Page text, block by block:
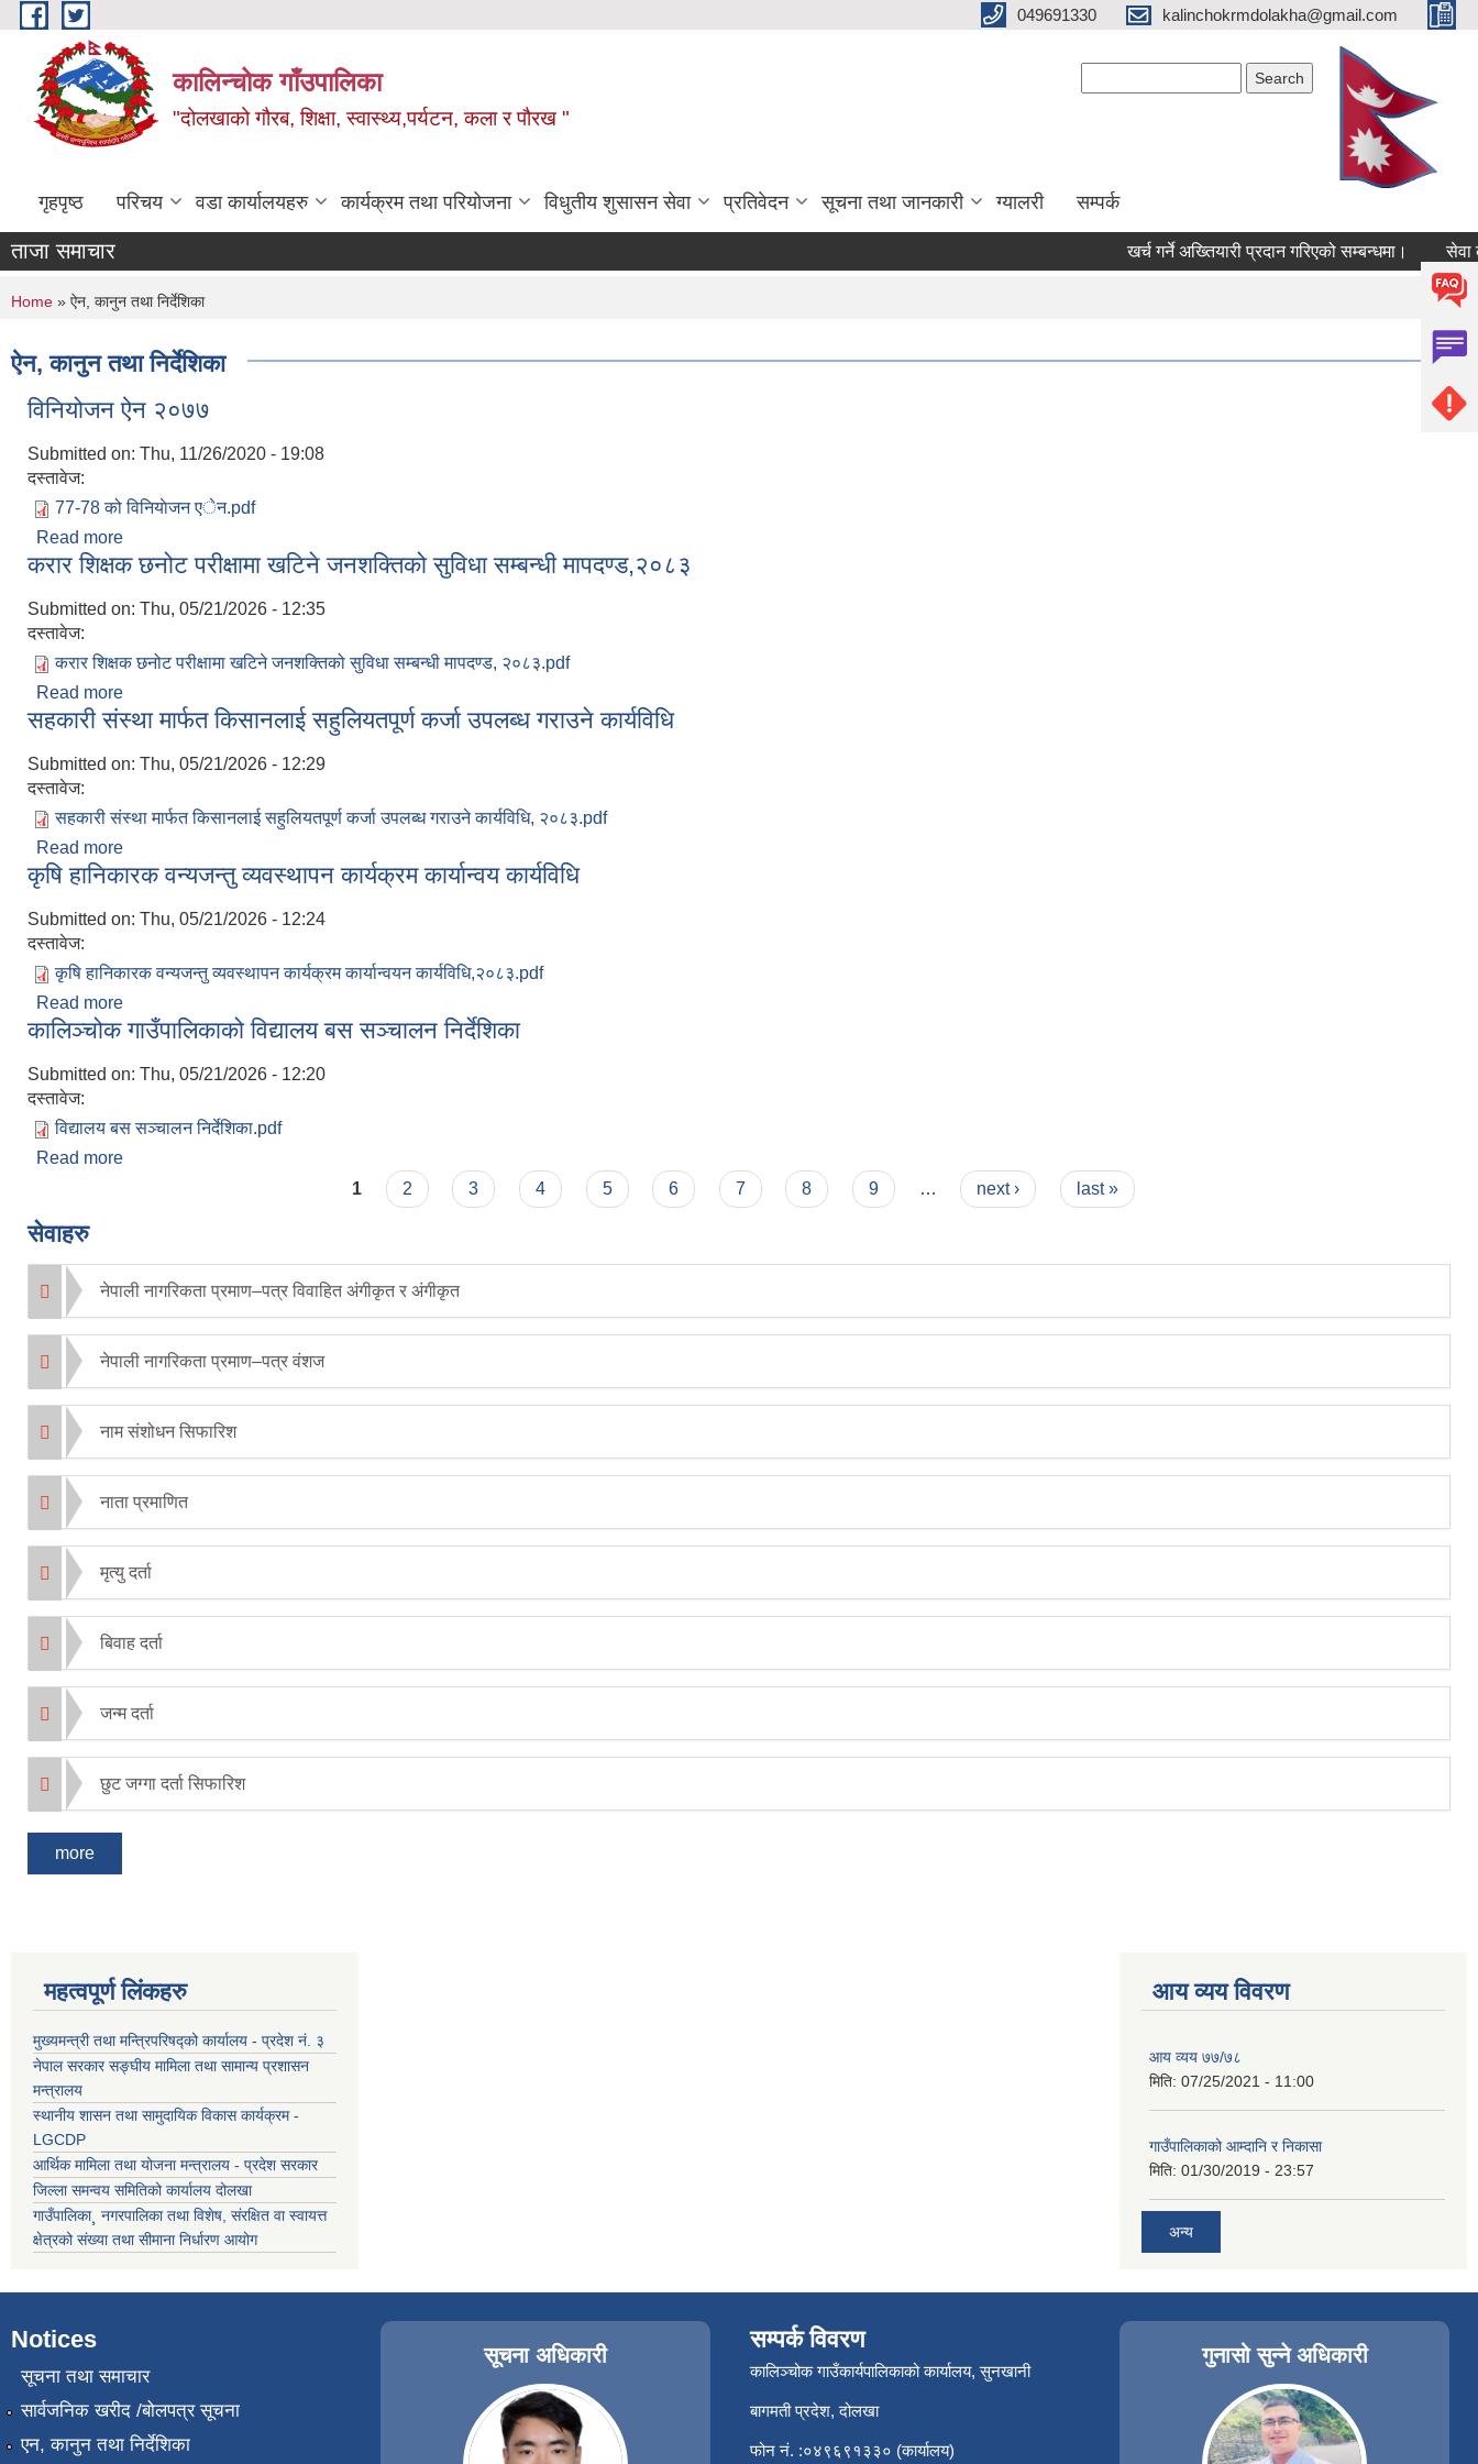
Skip to main content 049691330 kalinchokrmdolakha@gmail.com
कालिन्चोक गाँउपालिका
"दोलखाको गौरब, शिक्षा, स्वास्थ्य,पर्यटन, कला र पौरख "
गृहपृष्ठ परिचय वडा कार्यालयहरु कार्यक्रम तथा परियोजना विधुतीय शुसासन सेवा प्रतिवेदन सूचना तथा जानकारी ग्यालरी सम्पर्क
ताजा समाचार खर्च गर्ने अख्तियारी प्रदान गरिएको सम्बन्धमा। सेवा
You are here
Home » ऐन, कानुन तथा निर्देशिका
ऐन, कानुन तथा निर्देशिका
विनियोजन ऐन २०७७
Submitted on: Thu, 11/26/2020 - 19:08
दस्तावेज:
77-78 को विनियाेजन एेन.pdf
Read more
करार शिक्षक छनोट परीक्षामा खटिने जनशक्तिको सुविधा सम्बन्धी मापदण्ड,२०८३
Submitted on: Thu, 05/21/2026 - 12:35
दस्तावेज:
करार शिक्षक छनोट परीक्षामा खटिने जनशक्तिको सुविधा सम्बन्धी मापदण्ड, २०८३.pdf
Read more
सहकारी संस्था मार्फत किसानलाई सहुलियतपूर्ण कर्जा उपलब्ध गराउने कार्यविधि
Submitted on: Thu, 05/21/2026 - 12:29
दस्तावेज:
सहकारी संस्था मार्फत किसानलाई सहुलियतपूर्ण कर्जा उपलब्ध गराउने कार्यविधि, २०८३.pdf
Read more
कृषि हानिकारक वन्यजन्तु व्यवस्थापन कार्यक्रम कार्यान्वय कार्यविधि
Submitted on: Thu, 05/21/2026 - 12:24
दस्तावेज:
कृषि हानिकारक वन्यजन्तु व्यवस्थापन कार्यक्रम कार्यान्वयन कार्यविधि,२०८३.pdf
Read more
कालिञ्चोक गाउँपालिकाको विद्यालय बस सञ्चालन निर्देशिका
Submitted on: Thu, 05/21/2026 - 12:20
दस्तावेज:
विद्यालय बस सञ्चालन निर्देशिका.pdf
Read more
1 2 3 4 5 6 7 8 9 … next › last »
सेवाहरु
नेपाली नागरिकता प्रमाण–पत्र विवाहित अंगीकृत र अंगीकृत
नेपाली नागरिकता प्रमाण–पत्र वंशज
नाम संशोधन सिफारिश
नाता प्रमाणित
मृत्यु दर्ता
बिवाह दर्ता
जन्म दर्ता
छुट जग्गा दर्ता सिफारिश
more
महत्वपूर्ण लिंकहरु
मुख्यमन्त्री तथा मन्त्रिपरिषद्को कार्यालय - प्रदेश नं. ३
नेपाल सरकार सङ्घीय मामिला तथा सामान्य प्रशासन
मन्त्रालय
स्थानीय शासन तथा सामुदायिक विकास कार्यक्रम -
LGCDP
आर्थिक मामिला तथा योजना मन्त्रालय - प्रदेश सरकार
जिल्ला समन्वय समितिको कार्यालय दोलखा
गाउँपालिका¸ नगरपालिका तथा विशेष, संरक्षित वा स्वायत्त
क्षेत्रको संख्या तथा सीमाना निर्धारण आयोग
आय व्यय विवरण
आय व्यय ७७/७८
मिति: 07/25/2021 - 11:00
गाउँपालिकाको आम्दानि र निकासा
मिति: 01/30/2019 - 23:57
अन्य
Notices
सूचना तथा समाचार
सार्वजनिक खरीद /बोलपत्र सूचना
एन, कानुन तथा निर्देशिका
सूचना अधिकारी
सम्पर्क विवरण
कालिञ्चोक गाउँकार्यपालिकाको कार्यालय, सुनखानी
बागमती प्रदेश, दोलखा
फोन नं. :०४९६९१३३० (कार्यालय)
गुनासो सुन्ने अधिकारी